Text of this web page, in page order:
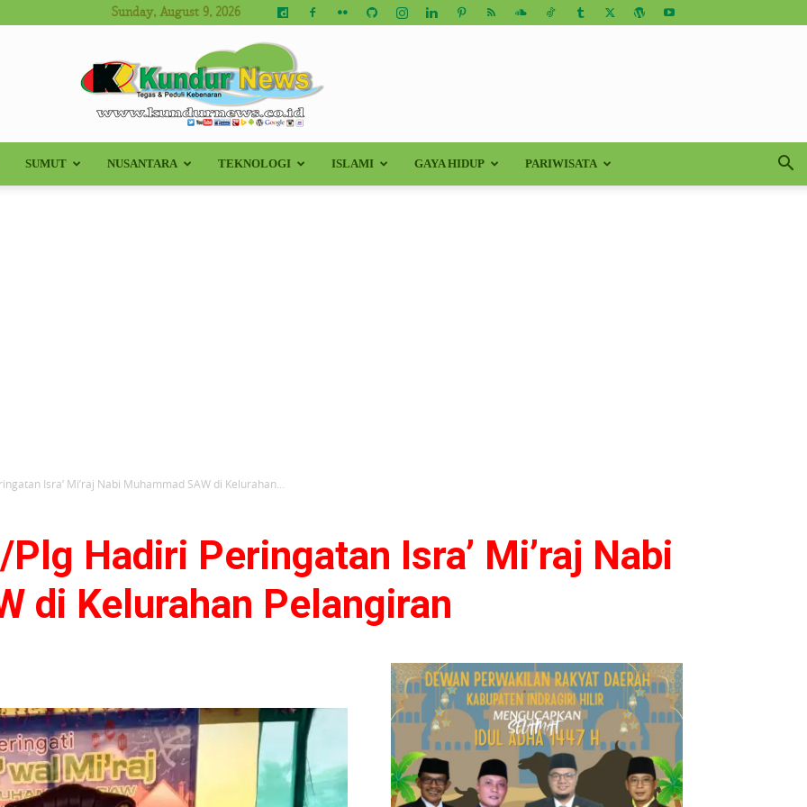
Sunday, August 9, 2026
Kundur
SUMUT NUSANTARA TEKNOLOGI ISLAMI GAYA HIDUP PARIWISATA
Isra’ Mi’raj Nabi Muhammad SAW di Kelurahan...
Hadiri Peringatan Isra’ Mi’raj Nabi
di Kelurahan Pelangiran